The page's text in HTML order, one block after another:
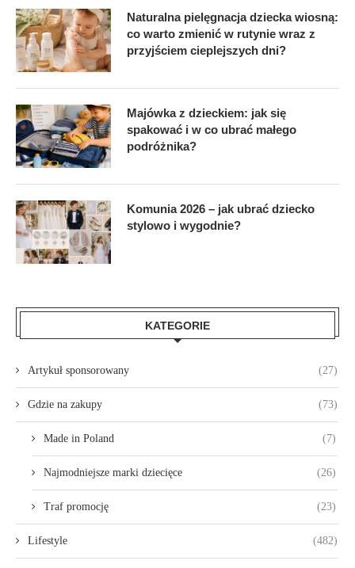
Naturalna pielęgnacja dziecka wiosną:
co warto zmienić w rutynie wraz z
przyjściem cieplejszych dni?
Majówka z dzieckiem: jak się
spakować i w co ubrać małego
podróżnika?
Komunia 2026 – jak ubrać dziecko
stylowo i wygodnie?
KATEGORIE
Artykuł sponsorowany (27)
Gdzie na zakupy (73)
Made in Poland (7)
Najmodniejsze marki dziecięce (26)
Traf promocję (23)
Lifestyle (482)